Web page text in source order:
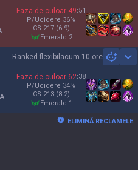
Faza de culoar 49:51
P/Ucidere 36%
CS 217 (6.9)
emerald 2
Ranked flexibil acum 10 ore
Faza de culoar 62:38
P/Ucidere 34%
CS 213 (8.2)
emerald 1
ELIMINĂ RECLAMELE